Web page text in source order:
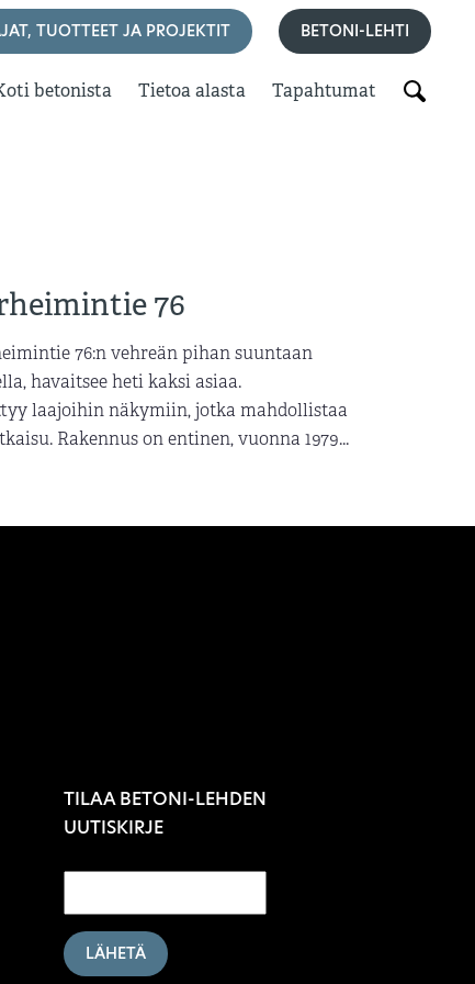
TUOTTEET JA PROJEKTIT BETONI-LEHTI
betonista Tietoa alasta Tapahtumat
76
76:n vehreän pihan suuntaan
havaitsee heti kaksi asiaa.
laajoihin näkymiin, jotka mahdollistaa
Rakennus on entinen, vuonna 1979...
TILAA BETONI-LEHDEN
UUTISKIRJE
LÄHETÄ